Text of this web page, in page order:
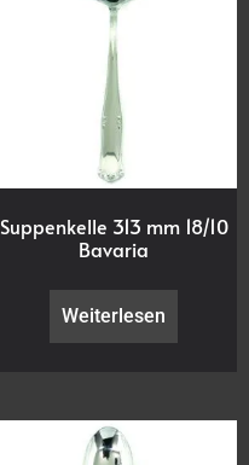
Suppenkelle 313 mm 18/10
Bavaria
Weiterlesen